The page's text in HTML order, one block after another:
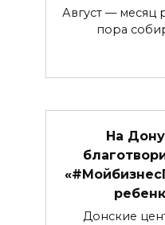
Август — месяц
пора
На
Донские